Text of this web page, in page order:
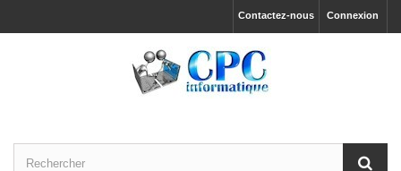
Connexion
Contactez-nous